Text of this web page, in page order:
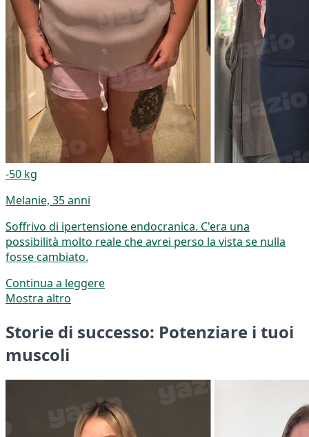
-50 kg
Melanie, 35 anni
Soffrivo di ipertensione endocranica. C'era una
possibilità molto reale che avrei perso la vista se nulla
fosse cambiato.
Continua a leggere
Mostra altro
Storie di successo: Potenziare i tuoi
muscoli